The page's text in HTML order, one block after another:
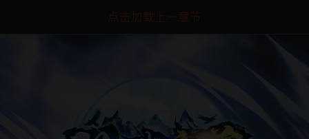
点击加载上一章节